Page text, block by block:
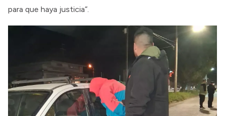
para que haya justicia”.